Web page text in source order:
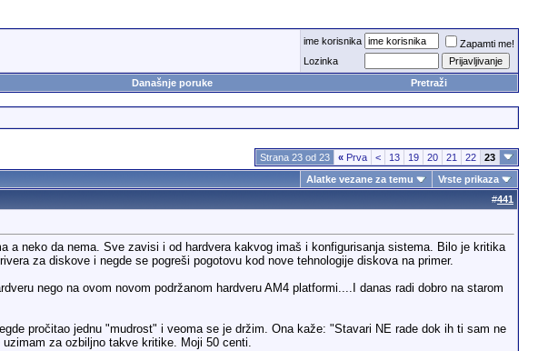
ime korisnika
Zapamti me!
Lozinka
Današnje poruke Pretraži
Strana 23 od 23 «Prva < 13 19 20 21 22
23
Alatke vezane za temu
Vrste prikaza
#441
a neko da nema. Sve zavisi i od hardvera kakvog imaš i konfigurisanja sistema. Bilo je kritika
za diskove i negde se pogreši pogotovu kod nove tehnologije diskova na primer.
nego na ovom novom podržanom hardveru AM4 platformi....I danas radi dobro na starom
pročitao jednu "mudrost" i veoma se je držim. Ona kaže: "Stavari NE rade dok ih ti sam ne
za ozbiljno takve kritike. Moji 50 centi.